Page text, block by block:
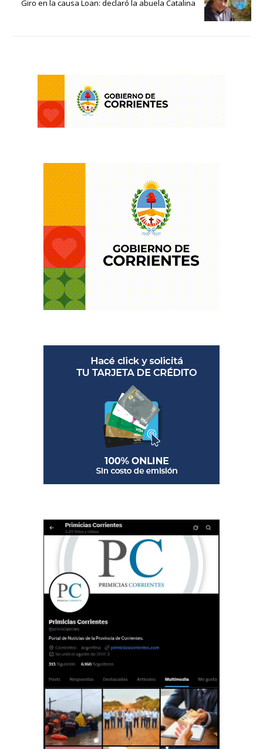
Giro en la causa Loan: declaró la abuela Catalina